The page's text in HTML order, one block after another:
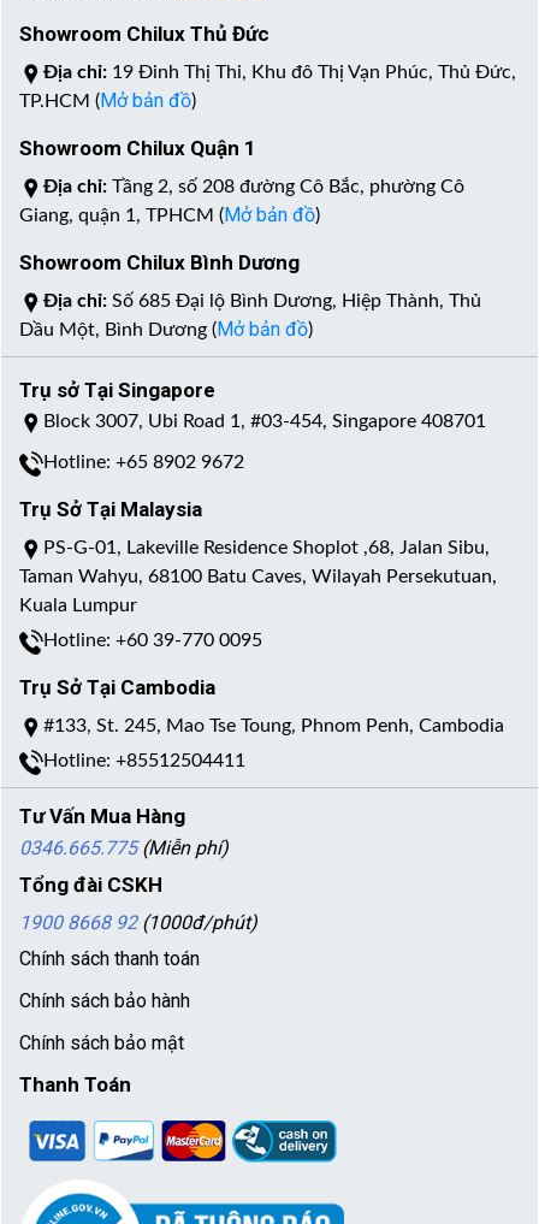
Showroom Chilux Thủ Đức
Địa chỉ: 19 Đinh Thị Thi, Khu đô Thị Vạn Phúc, Thủ Đức,
TP.HCM (Mở bản đồ)
Showroom Chilux Quận 1
Địa chỉ: Tầng 2, số 208 đường Cô Bắc, phường Cô
Giang, quận 1, TPHCM (Mở bản đồ)
Showroom Chilux Bình Dương
Địa chỉ: Số 685 Đại lộ Bình Dương, Hiệp Thành, Thủ
Dầu Một, Bình Dương (Mở bản đồ)
Trụ sở Tại Singapore
Block 3007, Ubi Road 1, #03-454, Singapore 408701
Hotline: +65 8902 9672
Trụ Sở Tại Malaysia
PS-G-01, Lakeville Residence Shoplot ,68, Jalan Sibu,
Taman Wahyu, 68100 Batu Caves, Wilayah Persekutuan,
Kuala Lumpur
Hotline: +60 39-770 0095
Trụ Sở Tại Cambodia
#133, St. 245, Mao Tse Toung, Phnom Penh, Cambodia
Hotline: +85512504411
Tư Vấn Mua Hàng
0346.665.775 (Miễn phí)
Tổng đài CSKH
1900 8668 92 (1000đ/phút)
Chính sách thanh toán
Chính sách bảo hành
Chính sách bảo mật
Thanh Toán